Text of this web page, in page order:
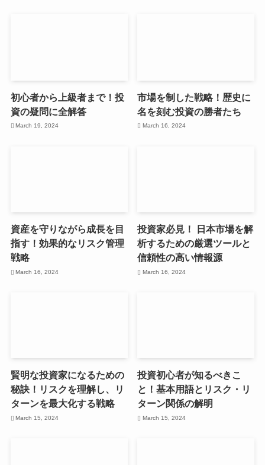
初心者から上級者まで！投
資の疑問に全解答
March 19, 2024
市場を制した戦略！歴史に
名を刻む投資の勝者たち
March 16, 2024
資産を守りながら成長を目
指す！効果的なリスク管理
戦略
March 16, 2024
投資家必見！ 日本市場を解
析するための厳選ツールと
信頼性の高い情報源
March 16, 2024
賢明な投資家になるための
秘訣！リスクを理解し、リ
ターンを最大化する戦略
March 15, 2024
投資初心者が知るべきこ
と！基本用語とリスク・リ
ターン関係の解明
March 15, 2024